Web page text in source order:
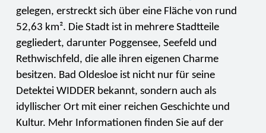
gelegen, erstreckt sich über eine Fläche von rund
52,63 km². Die Stadt ist in mehrere Stadtteile
gegliedert, darunter Poggensee, Seefeld und
Rethwischfeld, die alle ihren eigenen Charme
besitzen. Bad Oldesloe ist nicht nur für seine
Detektei WIDDER bekannt, sondern auch als
idyllischer Ort mit einer reichen Geschichte und
Kultur. Mehr Informationen finden Sie auf der